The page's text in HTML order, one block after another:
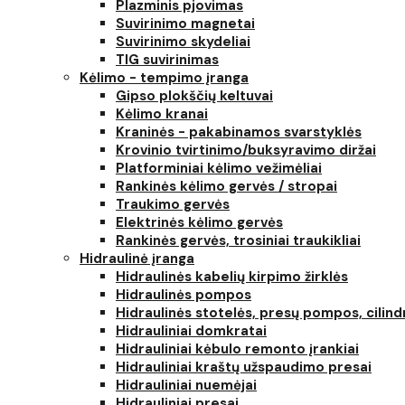
Plazminis pjovimas
Suvirinimo magnetai
Suvirinimo skydeliai
TIG suvirinimas
Kėlimo - tempimo įranga
Gipso plokščių keltuvai
Kėlimo kranai
Kraninės - pakabinamos svarstyklės
Krovinio tvirtinimo/buksyravimo diržai
Platforminiai kėlimo vežimėliai
Rankinės kėlimo gervės / stropai
Traukimo gervės
Elektrinės kėlimo gervės
Rankinės gervės, trosiniai traukikliai
Hidraulinė įranga
Hidraulinės kabelių kirpimo žirklės
Hidraulinės pompos
Hidraulinės stotelės, presų pompos,
Hidrauliniai domkratai
Hidrauliniai kėbulo remonto įrankiai
Hidrauliniai kraštų užspaudimo presai
Hidrauliniai nuemėjai